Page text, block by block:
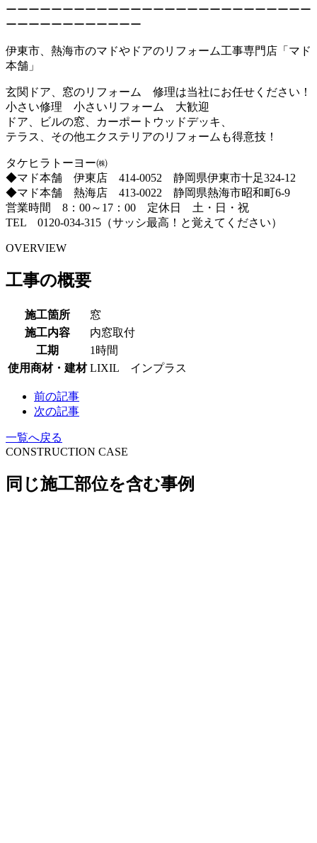
ーーーーーーーーーーーーーーーーーーーーーーーーーーー
ーーーーーーーーーーーー
伊東市、熱海市のマドやドアのリフォーム工事専門店「マド
本舗」
玄関ドア、窓のリフォーム 修理は当社にお任せください！
小さい修理 小さいリフォーム 大歓迎
ドア、ビルの窓、カーポートウッドデッキ、
テラス、その他エクステリアのリフォームも得意技！
タケヒラトーヨー㈱
◆マド本舗 伊東店 414-0052 静岡県伊東市十足324-12
◆マド本舗 熱海店 413-0022 静岡県熱海市昭和町6-9
営業時間 8：00～17：00 定休日 土・日・祝
TEL 0120-034-315（サッシ最高！と覚えてください）
OVERVIEW
工事の概要
施工箇所
窓
施工内容
内窓取付
工期
1時間
使用商材・建材 LIXIL インプラス
前の記事
次の記事
一覧へ戻る
CONSTRUCTION CASE
同じ施工部位を含む事例